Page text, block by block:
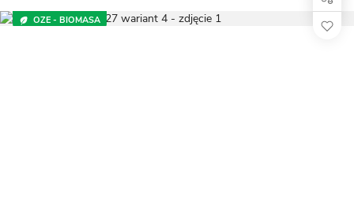
OZE - BIOMASA